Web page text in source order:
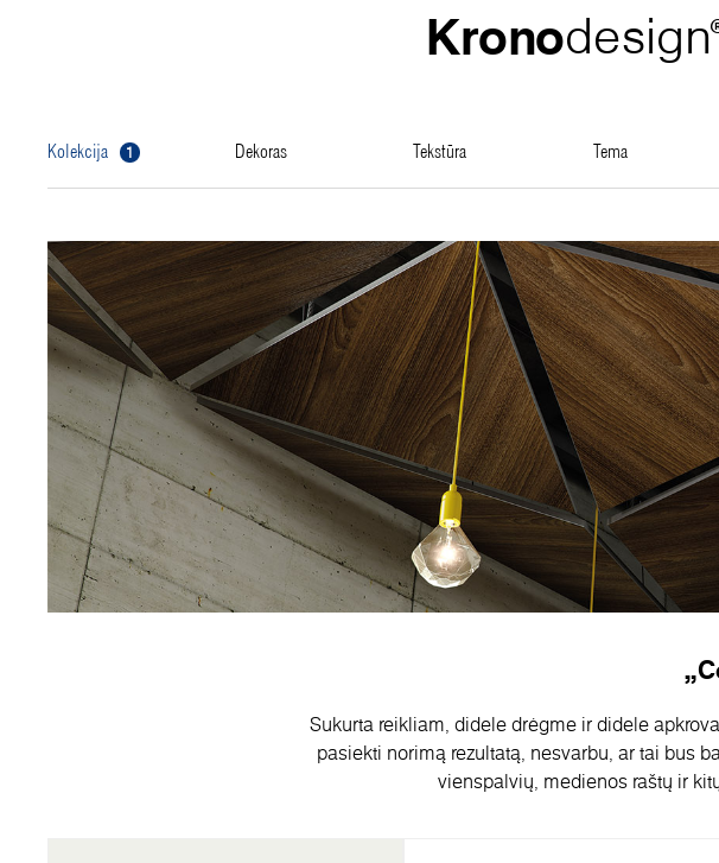
Kronodesign
kolekcija 1 dekoras tekstūra tema
Sukurta reikliam, didele drėgme ir didele
pasiekti norimą rezultatą, nesvarbu, ar tai bus
vienspalvių, medienos raštų ir